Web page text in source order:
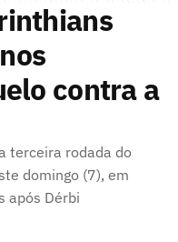
contra a
terceira rodada do
domingo (7), em
após Dérbi